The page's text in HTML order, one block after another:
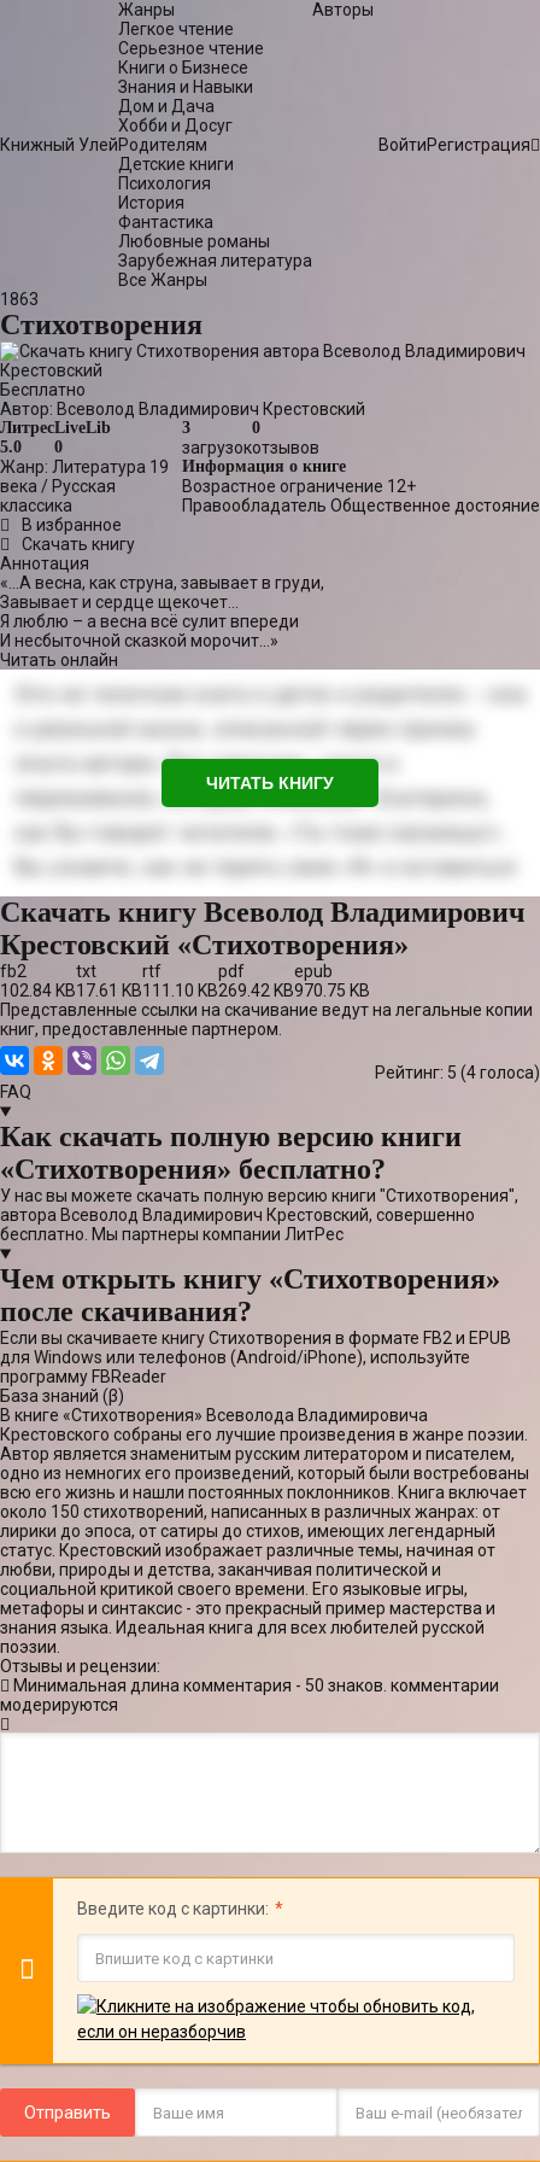
Книжный Улей
Жанры
Легкое чтение
Серьезное чтение
Книги о Бизнесе
Знания и Навыки
Дом и Дача
Хобби и Досуг
Родителям
Детские книги
Психология
История
Фантастика
Любовные романы
Зарубежная литература
Все Жанры
Авторы
ВойтиРегистрация
Стихотворения
Бесплатно
1863
Автор: Всеволод Владимирович Крестовский
Литрес
5.0
LiveLib
0
Жанр: Литература 19
века / Русская
классика
В избранное
Скачать книгу
3
загрузок
0
отзывов
Информация о книге
Возрастное ограничение 12+
Правообладатель Общественное достояние
Аннотация
«…А весна, как струна, завывает в груди,
Завывает и сердце щекочет…
Я люблю – а весна всё сулит впереди
И несбыточной сказкой морочит…»
Читать онлайн
ЧИТАТЬ КНИГУ
Скачать книгу Всеволод Владимирович
Крестовский «Стихотворения»
fb2
102.84 KB
txt
17.61 KB
rtf
111.10 KB
pdf
269.42 KB
epub
970.75 KB
Представленные ссылки на скачивание ведут на легальные копии
книг, предоставленные партнером.
Рейтинг: 5 (4голоса)
FAQ
Как скачать полную версию книги
«Стихотворения» бесплатно?
У нас вы можете скачать полную версию книги "Стихотворения",
автора Всеволод Владимирович Крестовский, совершенно
бесплатно. Мы партнеры компании ЛитРес
Чем открыть книгу «Стихотворения»
после скачивания?
Если вы скачиваете книгу Стихотворения в формате FB2 и EPUB
для Windows или телефонов (Android/iPhone), используйте
программу FBReader
База знаний (β)
В книге «Стихотворения» Всеволода Владимировича
Крестовского собраны его лучшие произведения в жанре поэзии.
Автор является знаменитым русским литератором и писателем,
одно из немногих его произведений, который были востребованы
всю его жизнь и нашли постоянных поклонников. Книга включает
около 150 стихотворений, написанных в различных жанрах: от
лирики до эпоса, от сатиры до стихов, имеющих легендарный
статус. Крестовский изображает различные темы, начиная от
любви, природы и детства, заканчивая политической и
социальной критикой своего времени. Его языковые игры,
метафоры и синтаксис - это прекрасный пример мастерства и
знания языка. Идеальная книга для всех любителей русской
поэзии.
Отзывы и рецензии:
Минимальная длина комментария - 50 знаков. комментарии
модерируются
Введите код с картинки:
Отправить